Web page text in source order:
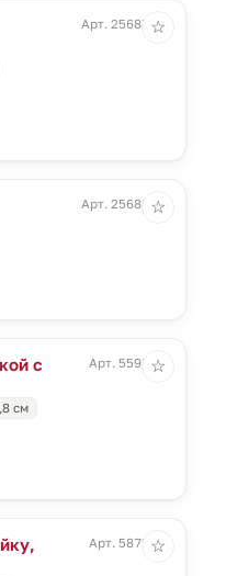
Арт. 25687.59
☆
Арт. 25688.60
☆
с
Арт. 5597.31
см
☆
Арт. 5873.30
☆